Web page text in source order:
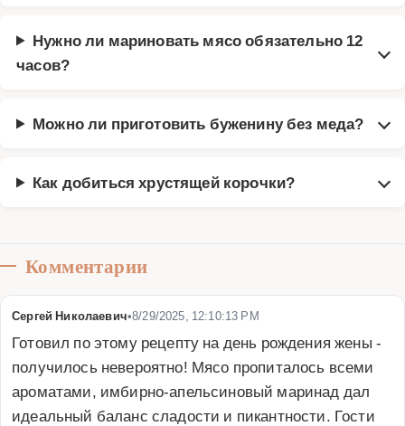
Нужно ли мариновать мясо обязательно 12
часов?
Можно ли приготовить буженину без меда?
Как добиться хрустящей корочки?
Комментарии
Сергей Николаевич•8/29/2025, 12:10:13 PM
Готовил по этому рецепту на день рождения жены -
получилось невероятно! Мясо пропиталось всеми
ароматами, имбирно-апельсиновый маринад дал
идеальный баланс сладости и пикантности. Гости